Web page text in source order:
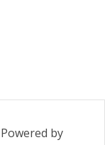
Powered by